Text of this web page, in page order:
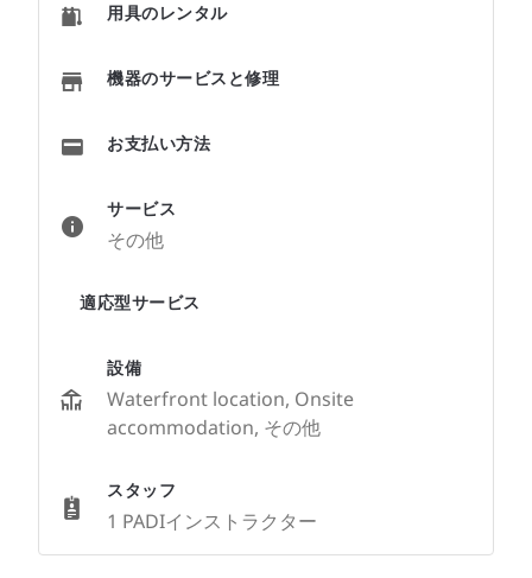
サービス
その他
適応型サービス
設備
Waterfront location, Onsite
accommodation, その他
スタッフ
1 PADIインストラクター
用具のレンタル
機器のサービスと修理
お支払い方法